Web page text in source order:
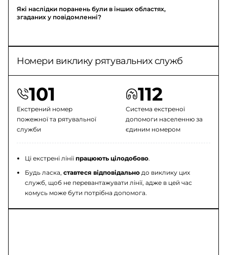
Які наслідки поранень були в інших областях,
згаданих у повідомленні?
Номери виклику рятувальних служб
101
Екстрений номер
пожежної та рятувальної
служби
112
Система екстреної
допомоги населенню за
єдиним номером
Ці екстрені лініїпрацюють цілодобово.
Будь ласка,ставтеся відповідально до виклику цих
служб, щоб не перевантажувати лінії, адже в цей час
комусь може бути потрібна допомога.